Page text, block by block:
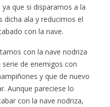
que si disparamos a la
dicha ala y reducimos el
con la nave.
con la nave nodriza
de enemigos con
y que de nuevo
Aunque pareciese lo
con la nave nodriza,